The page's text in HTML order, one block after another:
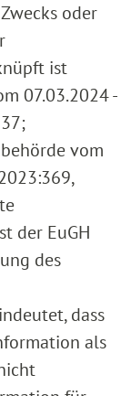
oder
ist
07.03.2024 -
vom
der EuGH
des
dass
als